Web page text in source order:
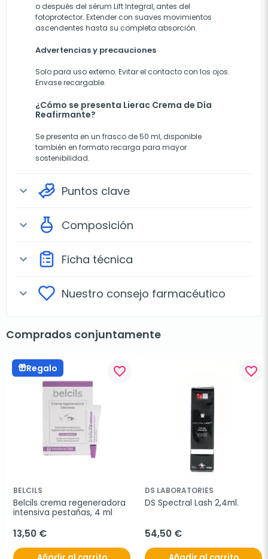
o después del sérum Lift Integral, antes del
fotoprotector. Extender con suaves movimientos
ascendentes hasta su completa absorción.
Advertencias y precauciones
Solo para uso externo. Evitar el contacto con los ojos.
Envase recargable.
¿Cómo se presenta Lierac Crema de Día
Reafirmante?
Se presenta en un frasco de 50 ml, disponible
también en formato recarga para mayor
sostenibilidad.
expand_more Puntos clave
expand_more Composición
expand_more Ficha técnica
expand_more Nuestro consejo farmacéutico
Comprados conjuntamente
Regalo favorite_border
BELCILS
Belcils crema regeneradora
intensiva pestañas, 4 ml
13,50 €
favorite_border
DS LABORATORIES
DS Spectral Lash 2,4ml.
54,50 €